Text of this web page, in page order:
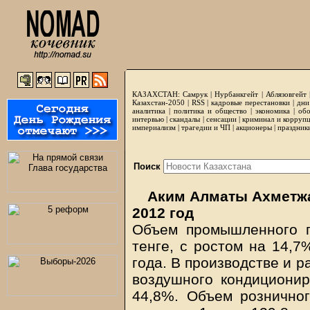
КАЗАХСТАН: Самрук |Нурбанкгейт | Аблязовгейт
Казахстан-2050 | RSS|кадровые перестановки|
аналитика | политика и общество | экономика |
интервью |скандалы | сенсации|криминал и
империализм | трагедии и ЧП | акционеры |
Поиск
Аким Алматы
2012 год
Объем промышленного
тенге, с ростом на
года. В производстве и
воздушного
44,8%. Объем